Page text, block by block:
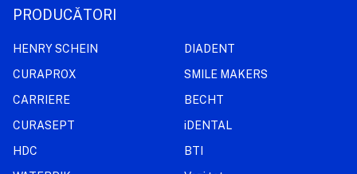
PRODUCĂTORI
HENRY SCHEIN
CURAPROX
CARRIERE
CURASEPT
HDC
DIADENT
SMILE MAKERS
BECHT
iDENTAL
BTI